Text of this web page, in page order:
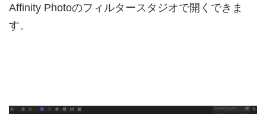
Affinity Photoのフィルタースタジオで開くできま
す。